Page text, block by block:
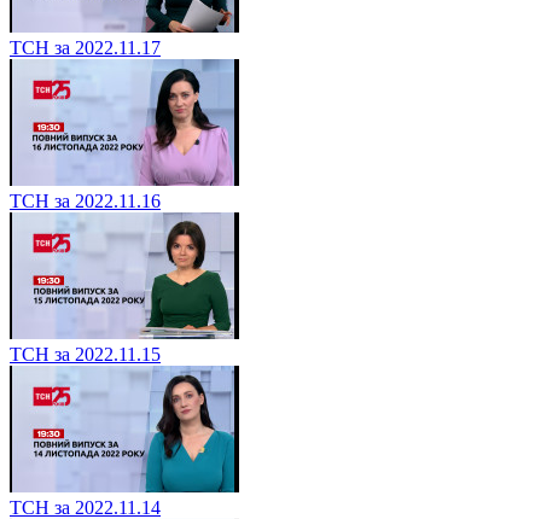
ТСН за 2022.11.17
ТСН за 2022.11.16
ТСН за 2022.11.15
ТСН за 2022.11.14